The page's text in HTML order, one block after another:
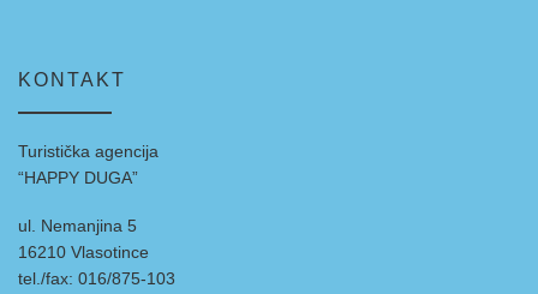
KONTAKT
Turistička agencija
“HAPPY DUGA”
ul. Nemanjina 5
16210 Vlasotince
tel./fax: 016/875-103